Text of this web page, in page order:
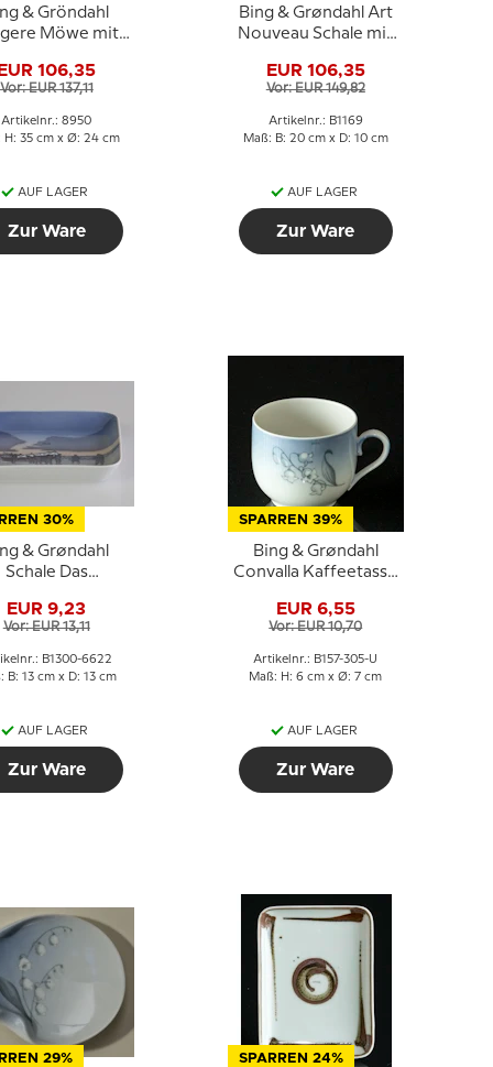
& Gröndahl
Möwe mit
106,35
Vor: EUR 137,11
Artikelnr.: 8950
H: 35 cm x Ø: 24 cm
AUF LAGER
Zur Ware
Bing & Grøndahl Art
Nouveau Schale mit
EUR 106,35
Vor: EUR 149,82
Artikelnr.: B1169
Maß: B: 20 cm x D: 10 cm
AUF LAGER
Zur Ware
30%
& Grøndahl
Schale Das
/ 1300-6622
EUR 9,23
Vor: EUR 13,11
B1300-6622
B: 13 cm x D: 13 cm
AUF LAGER
Zur Ware
SPARREN 39%
Bing & Grøndahl
Convalla Kaffeetasse
305
EUR 6,55
Vor: EUR 10,70
Artikelnr.: B157-305-U
Maß: H: 6 cm x Ø: 7 cm
AUF LAGER
Zur Ware
29% SPARREN 24%